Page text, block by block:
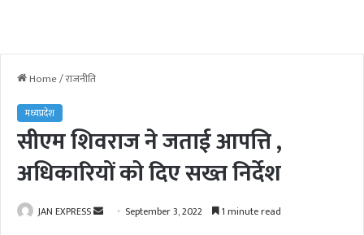
Home/राजनीति
मध्यप्रदेश
सीएम शिवराज ने जताई आपत्ति ,
अधिकारियों को दिए सख्त निर्देश
JAN EXPRESS September 3, 2022 1 minute read